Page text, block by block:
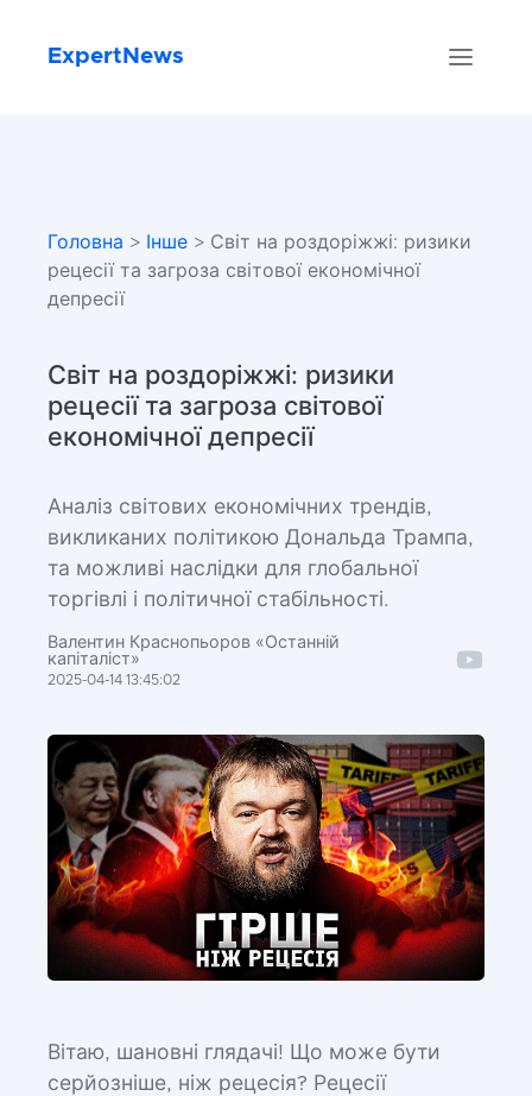
ExpertNews
Головна > Інше > Світ на роздоріжжі: ризики
рецесії та загроза світової економічної
депресії
Світ на роздоріжжі: ризики
рецесії та загроза світової
економічної депресії
Аналіз світових економічних трендів,
викликаних політикою Дональда Трампа,
та можливі наслідки для глобальної
торгівлі і політичної стабільності.
Валентин Краснопьоров «Останній
капіталіст»
2025-04-14 13:45:02
Вітаю, шановні глядачі! Що може бути
серйозніше, ніж рецесія? Рецесії